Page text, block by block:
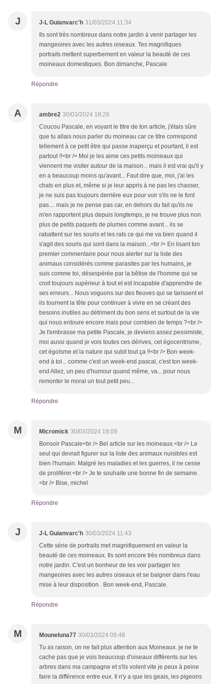
J J-L Guianvarc'h 31/03/2024 11:34
Ils sont très nombreux dans notre jardin à venir partager les
mangeoires avec les autres oiseaux. Tes magnifiques
portraits mettent superbement en valeur la beauté de ces
moineaux domestiques. Bon dimanche, Pascale.
Répondre
A ambre2 30/03/2024 18:26
Coucou Pascale, en voyant le titre de ton article, j'étais sûre
que tu allais nous parler du moineau car ce titre correspond
tellement à ce petit être qui passe inaperçu et pourtant, il est
partout !!<br /> Moi je les aime ces petits moineaux qui
viennent me visiter autour de la maison... mais il est vrai qu'il y
en a beaucoup moins qu'avant... Faut dire que, moi, j'ai les
chats en plus et, même si je leur appris à ne pas les chasser,
je ne suis pas toujours derrière eux pour voir s'ils ne le font
pas.... mais je ne pense pas car, en dehors du fait qu'ils ne
m'en rapportent plus depuis longtemps, je ne trouve plus non
plus de petits paquets de plumes comme avant... ils se
rabattent sur les souris et les rats ce qui me va bien quand il
s'agit des souris qui sont dans la maison...<br /> En lisant ton
premier commentaire pour nous alerter sur la liste des
animaux considérés comme parasites par les humains, je
suis comme toi, désespérée par la bêtise de l'homme qui se
croit toujours supérieur à tout et est incapable d'apprendre de
ses erreurs... Nous voguons sur des fleuves qui se tarissent et
ils tournent la tête pour continuer à vivre en se créant des
besoins inutiles au détriment du bon sens et surtout de la vie
qui nous entoure encore mais pour combien de temps ?<br />
Je t'embrasse ma petite Pascale, je deviens assez pessimiste,
moi aussi quand je vois toutes ces dérives, cet égocentrisme,
cet égoïsme et la nature qui subit tout ça !!<br /> Bon week-
end à toi... comme c'est un week-end pascal, c'est ton week-
end Allez, un peu d'humour quand même, va... pour nous
remonter le moral un tout petit peu...
Répondre
M Micromick 30/03/2024 18:09
Bonsoir Pascale<br /> Bel article sur les moineaux.<br /> Le
seul qui devrait figurer sur la liste des animaux nuisibles est
bien l'humain. Malgré les maladies et les guerres, il ne cesse
de proliférer.<br /> Je te souhaite une bonne fin de semaine.
<br /> Bise, michel
Répondre
J J-L Guianvarc'h 30/03/2024 11:43
Cette série de portraits met magnifiquement en valeur la
beauté de ces moineaux. Ils sont encore très nombreux dans
notre jardin. C'est un bonheur de les voir partager les
mangeoires avec les autres oiseaux et se baigner dans l'eau
mise à leur disposition . Bon week-end, Pascale.
Répondre
M Mouneluna77 30/03/2024 09:48
Tu as raison, on ne fait plus attention aux Moineaux. je ne te
cache pas que je vois beaucoup d'oiseaux différents sur les
arbres dans ma campagne et s'ils volent vite je peux à peine
faire la différence entre eux. Il n'y a que les geais, les pigeons